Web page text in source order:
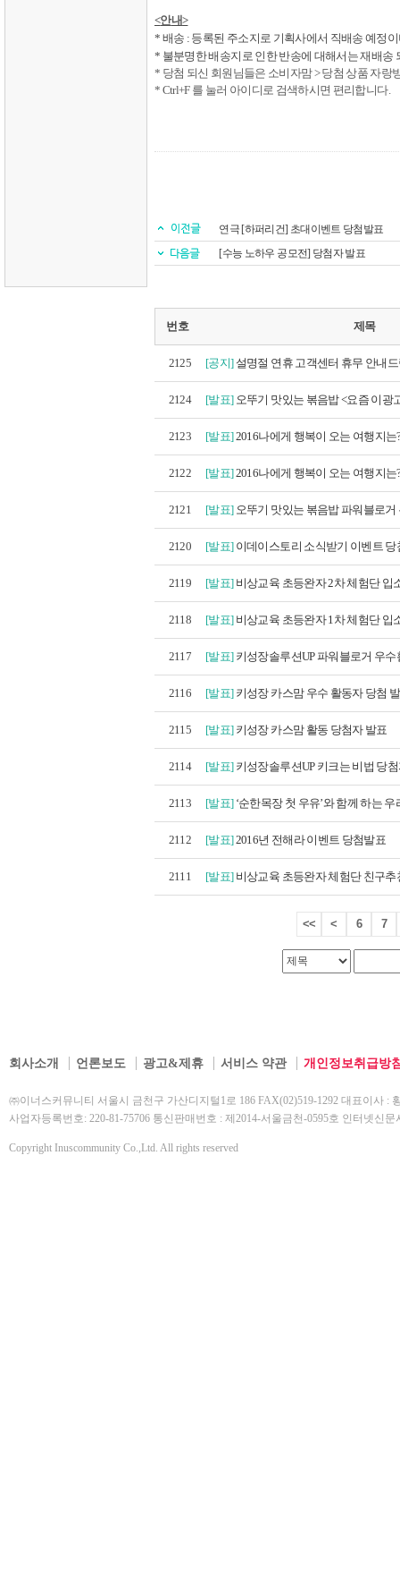
<안내>
* 배송 : 등록된 주소지로 기획사에서 직배송 예정
* 불분명한 배송지로 인한 반송에 대해서는 재배송
* 당첨 되신 회원님들은 소비자맘>당첨 상품 자랑
* Ctrl+F 를 눌러 아이디로 검색하시면 편리합니다.
연극 [하퍼리건] 초대이벤트 당첨발표
[수능 노하우 공모전] 당첨자 발표
번호 제목
2125 [공지]설명절 연휴 고객센터 휴무 안내
2124 [발표] 오뚜기 맛있는 볶음밥 <요즘 이광
2123 [발표]2016나에게 행복이 오는 여행지는
2122 [발표]2016나에게 행복이 오는 여행지는
2121 [발표] 오뚜기 맛있는 볶음밥 파워블로거
2120 [발표] 이데이스토리 소식받기 이벤트 당
2119 [발표] 비상교육 초등완자 2차 체험단 입
2118 [발표] 비상교육 초등완자 1차 체험단 입
2117 [발표] 키성장솔루션UP 파워블로거 우수
2116 [발표] 키성장 카스맘 우수 활동자 당첨
2115 [발표] 키성장 카스맘 활동 당첨자 발표
2114 [발표] 키성장솔루션UP 키크는 비법 당
2113 [발표] ‘순한목장 첫 우유’와 함께 하는 우
2112 [발표]2016년 전해라 이벤트 당첨발표
2111 [발표] 비상교육 초등완자 체험단 친구추
<< < 6 7